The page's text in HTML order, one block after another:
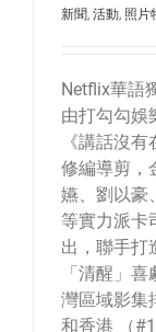
新聞, 活動, 照片
Netflix華語
由打勾勾娛
《講話沒
修編導剪，
嬿、劉以豪
等實力派卡
出，聯手打
「清醒」
灣區域影集
和香港 （